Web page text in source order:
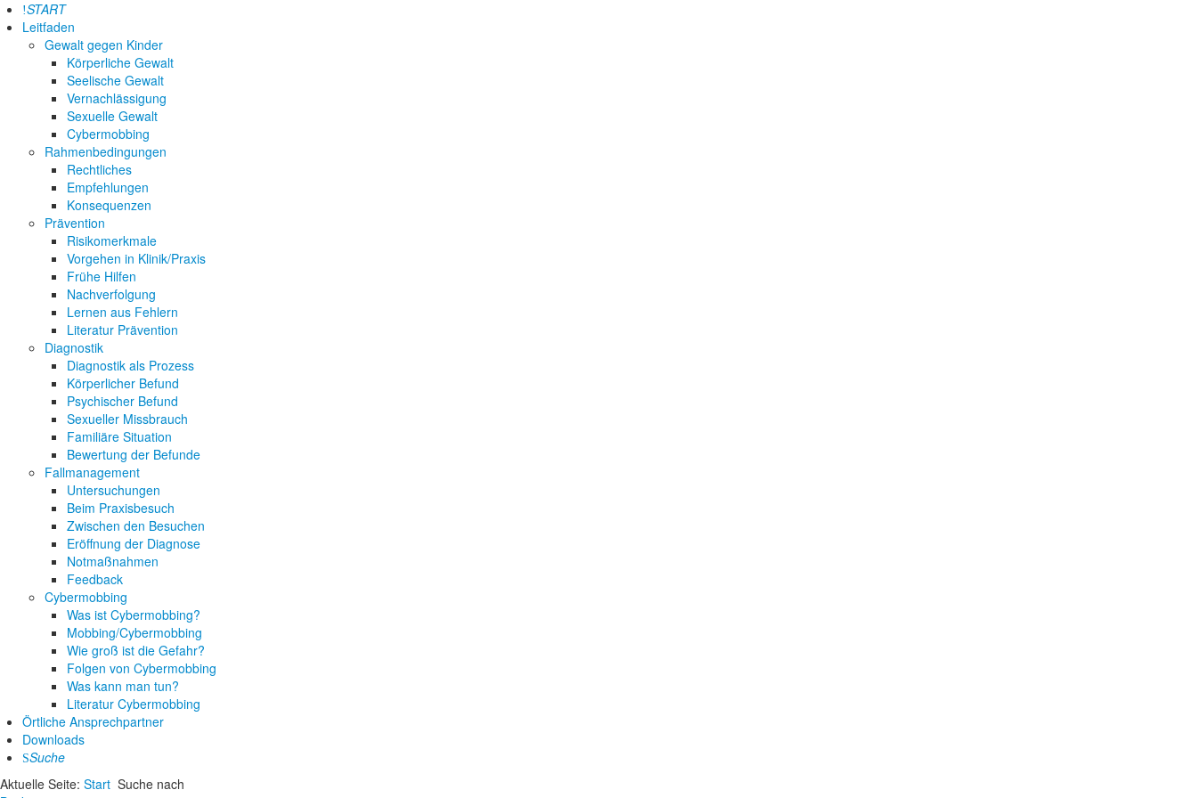
START
Leitfaden
Gewalt gegen Kinder
Körperliche Gewalt
Seelische Gewalt
Vernachlässigung
Sexuelle Gewalt
Cybermobbing
Rahmenbedingungen
Rechtliches
Empfehlungen
Konsequenzen
Prävention
Risikomerkmale
Vorgehen in Klinik/Praxis
Frühe Hilfen
Nachverfolgung
Lernen aus Fehlern
Literatur Prävention
Diagnostik
Diagnostik als Prozess
Körperlicher Befund
Psychischer Befund
Sexueller Missbrauch
Familiäre Situation
Bewertung der Befunde
Fallmanagement
Untersuchungen
Beim Praxisbesuch
Zwischen den Besuchen
Eröffnung der Diagnose
Notmaßnahmen
Feedback
Cybermobbing
Was ist Cybermobbing?
Mobbing/Cybermobbing
Wie groß ist die Gefahr?
Folgen von Cybermobbing
Was kann man tun?
Literatur Cybermobbing
Örtliche Ansprechpartner
Downloads
Suche
Aktuelle Seite: Start Suche nach